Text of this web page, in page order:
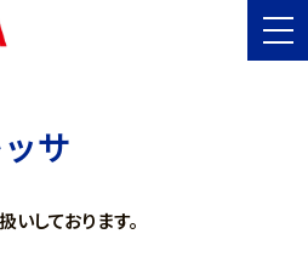
equipment
サ
しております。